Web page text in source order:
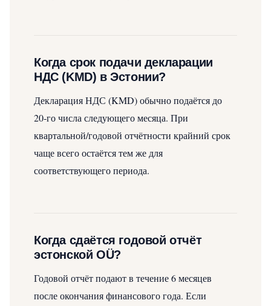
Когда срок подачи декларации
НДС (KMD) в Эстонии?
Декларация НДС (KMD) обычно подаётся до
20‑го числа следующего месяца. При
квартальной/годовой отчётности крайний срок
чаще всего остаётся тем же для
соответствующего периода.
Когда сдаётся годовой отчёт
эстонской OÜ?
Годовой отчёт подают в течение 6 месяцев
после окончания финансового года. Если